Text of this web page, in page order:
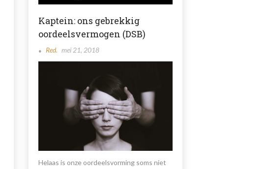
Kaptein: ons gebrekkig
oordeelsvermogen (DSB)
Red. mei 21, 2018
Helaas is onze oordeelsvorming soms niet